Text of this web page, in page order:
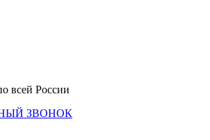
всей России
ЗВОНОК